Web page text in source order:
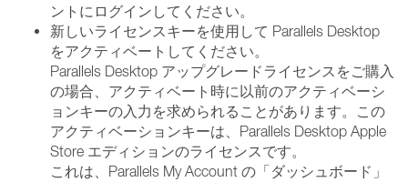
ントにログインしてください。
新しいライセンスキーを使用して Parallels Desktop
をアクティベートしてください。
Parallels Desktop アップグレードライセンスをご購入
の場合、アクティベート時に以前のアクティベーシ
ョンキーの入力を求められることがあります。この
アクティベーションキーは、Parallels Desktop Apple
Store エディションのライセンスです。
これは、Parallels My Account の「ダッシュボード」